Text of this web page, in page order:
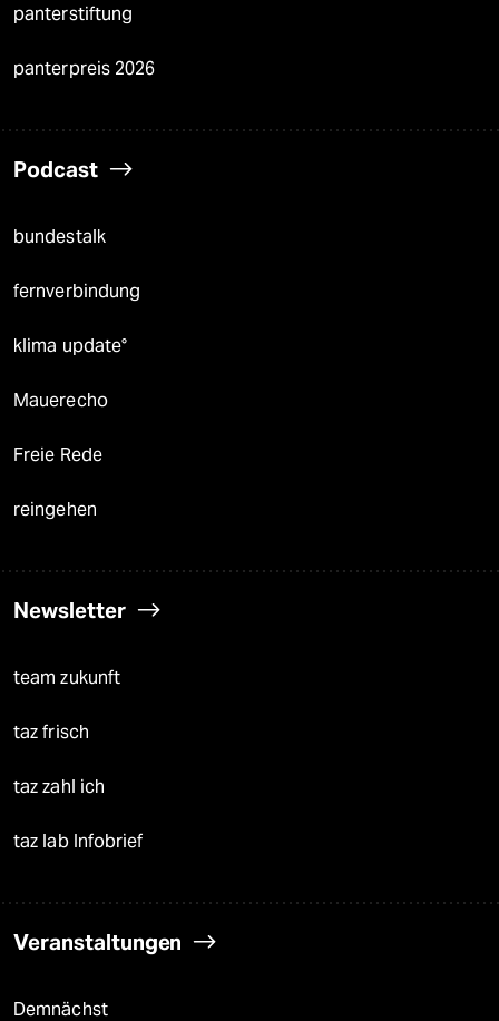
panterstiftung
panterpreis 2026
Podcast
bundestalk
fernverbindung
klima update°
Mauerecho
Freie Rede
reingehen
Newsletter
team zukunft
taz frisch
taz zahl ich
taz lab Infobrief
Veranstaltungen
Demnächst